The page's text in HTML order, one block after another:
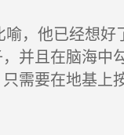
，他已经想好
并且在脑海中
需要在地基上